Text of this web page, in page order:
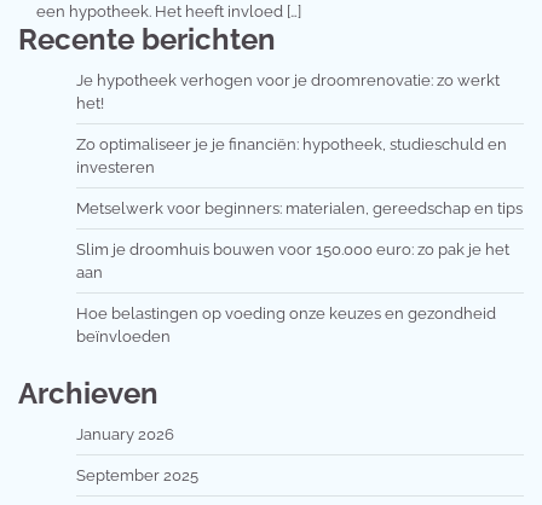
een hypotheek. Het heeft invloed […]
Recente berichten
Je hypotheek verhogen voor je droomrenovatie: zo werkt
het!
Zo optimaliseer je je financiën: hypotheek, studieschuld en
investeren
Metselwerk voor beginners: materialen, gereedschap en tips
Slim je droomhuis bouwen voor 150.000 euro: zo pak je het
aan
Hoe belastingen op voeding onze keuzes en gezondheid
beïnvloeden
Archieven
January 2026
September 2025